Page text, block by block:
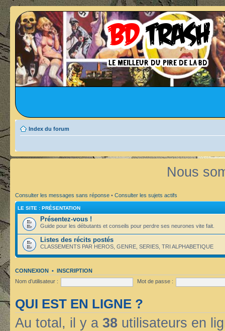
Index du forum
Nous
Consulter les messages sans réponse • Consulter les sujets actifs
LE SITE : PRÉSENTATION
Présentez-vous !
Guide pour les débutants et conseils pour perdre ses neurones vite fait.
Listes des récits postés
CLASSEMENTS PAR HEROS, GENRE, SERIES, TRI ALPHABETIQUE
CONNEXION • INSCRIPTION
Nom d’utilisateur :
Mot de passe :
QUI EST EN LIGNE ?
Au total, il y a 38 utilisateurs en